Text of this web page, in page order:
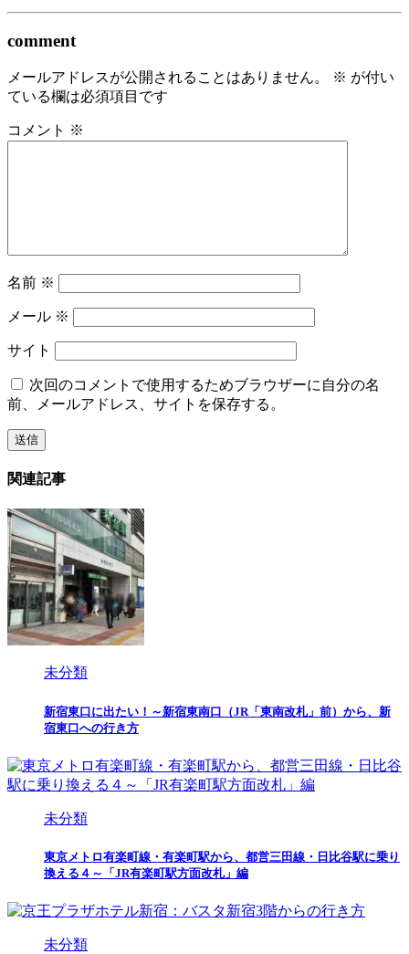
comment
メールアドレスが公開されることはありません。 ※ が付い
ている欄は必須項目です
コメント ※
名前 ※
メール ※
サイト
次回のコメントで使用するためブラウザーに自分の名
前、メールアドレス、サイトを保存する。
関連記事
未分類
新宿東口に出たい！～新宿東南口（JR「東南改札」前）から、新
宿東口への行き方
未分類
東京メトロ有楽町線・有楽町駅から、都営三田線・日比谷駅に乗り
換える４～「JR有楽町駅方面改札」編
未分類